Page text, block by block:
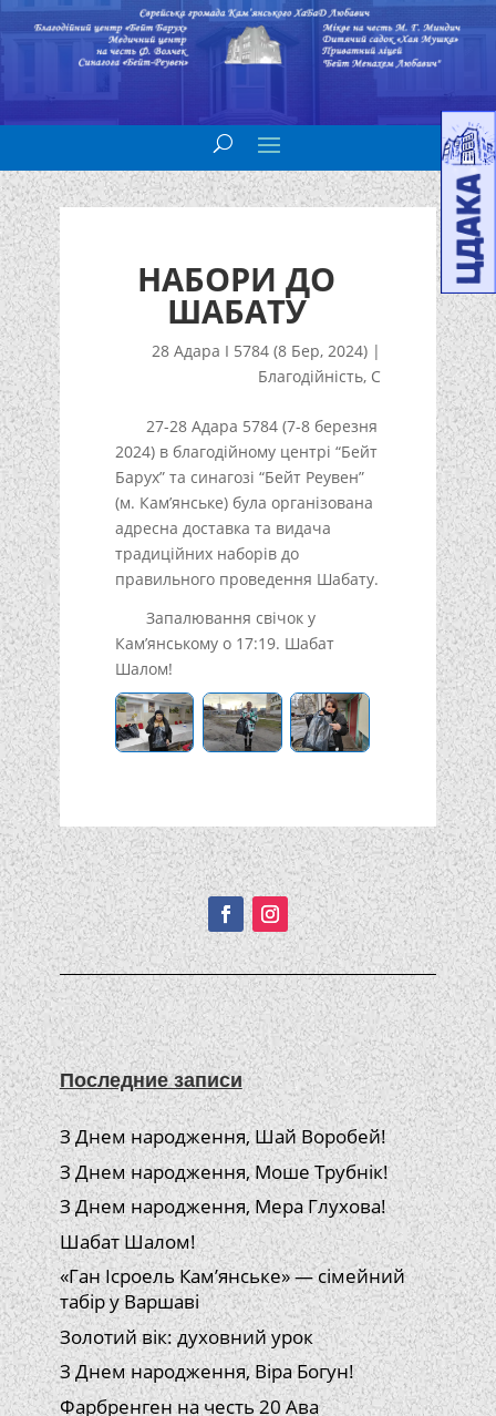
НАБОРИ ДО
ШАБАТУ
28 Адара I 5784 (8 Бер, 2024) |
Благодійність, С
27-28 Адара 5784 (7-8 березня
2024) в благодійному центрі “Бейт
Барух” та синагозі “Бейт Реувен”
(м. Кам’янське) була організована
адресна доставка та видача
традиційних наборів до
правильного проведення Шабату.
Запалювання свічок у
Кам’янському о 17:19. Шабат
Шалом!
Подписывайтесь!
Последние записи
З Днем народження, Шай Воробей!
З Днем народження, Моше Трубнік!
З Днем народження, Мера Глухова!
Шабат Шалом!
«Ган Ісроель Кам’янське» — сімейний
табір у Варшаві
Золотий вік: духовний урок
З Днем народження, Віра Богун!
Фарбренген на честь 20 Ава